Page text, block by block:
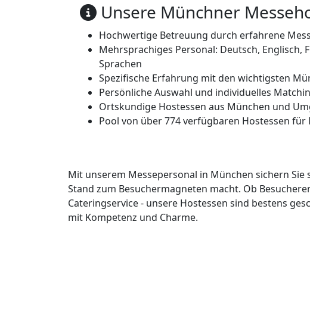
Unsere Münchner
Hochwertige Betreuung durch erfahrene
Mehrsprachiges Personal: Deutsch, Englisch,
Sprachen
Spezifische Erfahrung mit den wichtigsten
Persönliche Auswahl und individuelles
Ortskundige Hostessen aus München und
Pool von über 774 verfügbaren Hostessen für
Mit unserem Messepersonal in München sichern
Stand zum Besuchermagneten macht. Ob
Cateringservice - unsere Hostessen sind bestens
mit Kompetenz und Charme.